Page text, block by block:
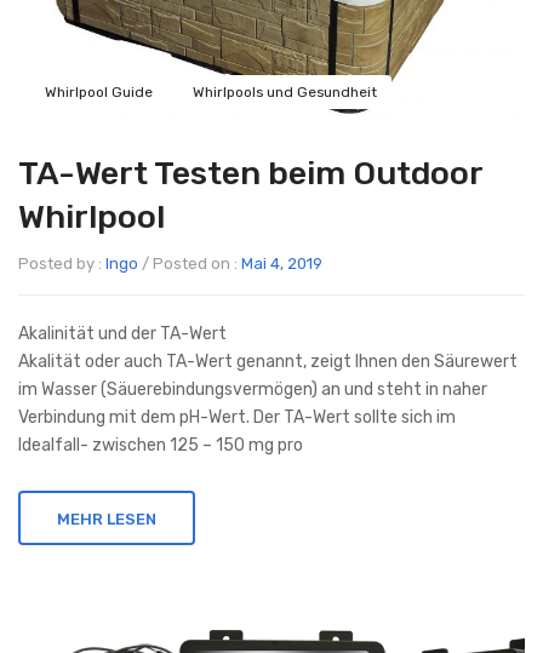
Serie Klassik
Whirlpools mit Überlaufrinne
Whirlpools und Zubehör
Impressum
Whirlpool Guide Whirlpools und Gesundheit
TA-Wert Testen beim Outdoor
Whirlpool
Posted by : Ingo / Posted on : Mai 4, 2019
Akalinität und der TA-Wert
Akalität oder auch TA-Wert genannt, zeigt Ihnen den Säurewert
im Wasser (Säuerebindungsvermögen) an und steht in naher
Verbindung mit dem pH-Wert. Der TA-Wert sollte sich im
Idealfall- zwischen 125 – 150 mg pro
MEHR LESEN